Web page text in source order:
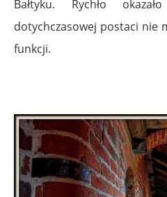
Bałtyku. Rychło
dotychczasowej postaci nie
funkcji.